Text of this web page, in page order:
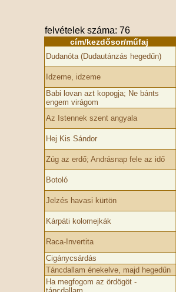
felvételek száma: 76
cím/kezdősor/műfaj
Dudanóta (Dudautánzás hegedűn)
Idzeme, idzeme
Babi lovan azt kopogja; Ne bánts
engem virágom
Az Istennek szent angyala
Hej Kis Sándor
Zúg az erdő; Andrásnap fele az idő
Botoló
Jelzés havasi kürtön
Kárpáti kolomejkák
Raca-Invertita
Cigánycsárdás
Táncdallam énekelve, majd hegedűn
Ha megfogom az ördögöt -